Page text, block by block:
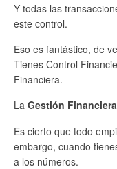
Y todas las
este control.
Eso es fantástico, de
Tienes Control
Financiera.
La Gestión Financiera
Es cierto que todo
embargo, cuando
a los números.